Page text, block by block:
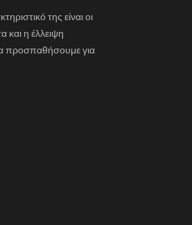
της είναι οι
και η έλλειψη
προσπαθήσουμε για